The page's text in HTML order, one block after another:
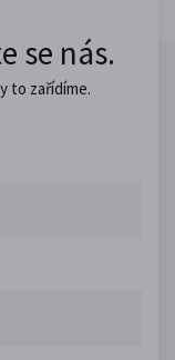
se nás.
to zařídíme.